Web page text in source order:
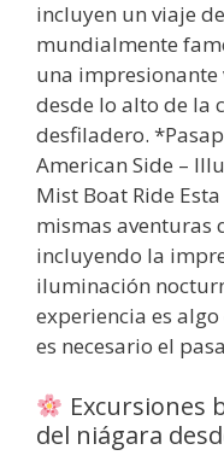
incluyen un viaje
mundialmente
una impresionante
desde lo alto de la
desfiladero.
American Side –
Mist Boat Ride
mismas aventuras
incluyendo la
iluminación
experiencia es
es necesario el
Excursiones
del niágara